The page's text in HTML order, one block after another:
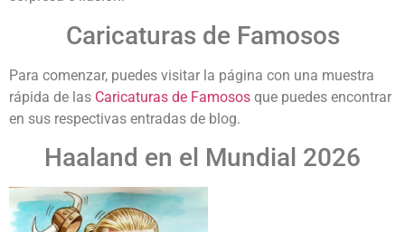
Caricaturas de Famosos
Para comenzar, puedes visitar la página con una muestra
rápida de las Caricaturas de Famosos que puedes encontrar
en sus respectivas entradas de blog.
Haaland en el Mundial 2026